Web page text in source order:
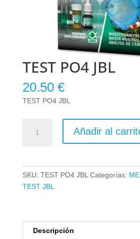
TEST PO4 JBL
20.50 €
TEST PO4 JBL
Añadir al
SKU: TEST PO4 JBL Categorías:
TEST JBL
Descripción